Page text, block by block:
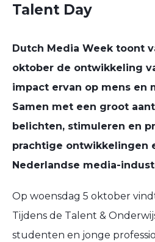
Talent Day
Dutch Media Week toont
oktober de ontwikkeling
impact ervan op mens en
Samen met een groot
belichten, stimuleren en
prachtige ontwikkelingen
Nederlandse media-
Op woensdag 5 oktober
Tijdens de Talent &
studenten en jonge